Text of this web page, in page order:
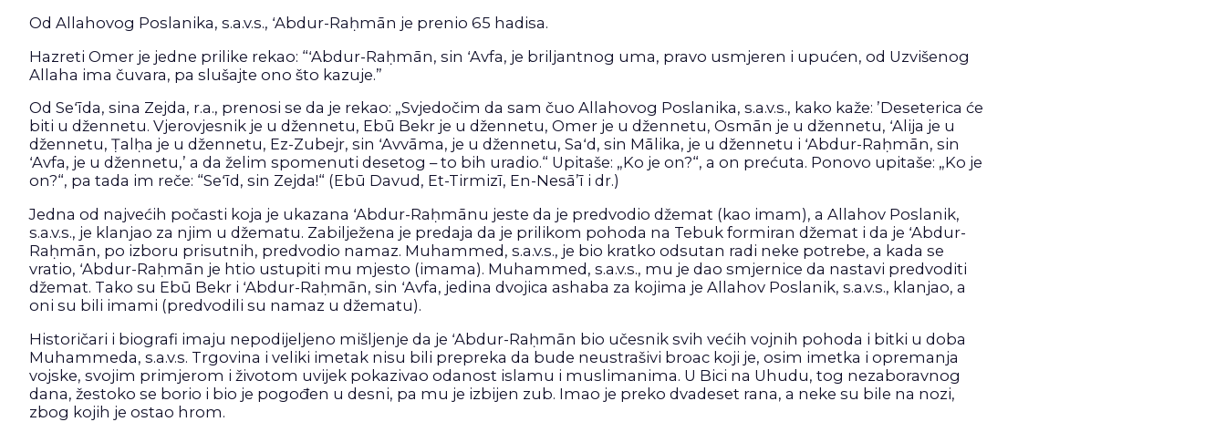
Od Allahovog Poslanika, s.a.v.s., ʻAbdur-Raḥmān je prenio 65 hadisa.
Hazreti Omer je jedne prilike rekao: “ʻAbdur-Raḥmān, sin ʻAvfa, je briljantnog uma, pravo usmjeren i upućen, od Uzvišenog
Allaha ima čuvara, pa slušajte ono što kazuje.”
Od Seʻīda, sina Zejda, r.a., prenosi se da je rekao: „Svjedočim da sam čuo Allahovog Poslanika, s.a.v.s., kako kaže: ’Deseterica će
biti u džennetu. Vjerovjesnik je u džennetu, Ebū Bekr je u džennetu, Omer je u džennetu, Osmān je u džennetu, ʻAlija je u
džennetu, Ṭalḥa je u džennetu, Ez-Zubejr, sin ʻAvvāma, je u džennetu, Saʻd, sin Mālika, je u džennetu i ʻAbdur-Raḥmān, sin
ʻAvfa, je u džennetu,’ a da želim spomenuti desetog – to bih uradio.“ Upitaše: „Ko je on?“, a on prećuta. Ponovo upitaše: „Ko je
on?“, pa tada im reče: “Seʻīd, sin Zejda!“ (Ebū Davud, Et-Tirmizī, En-Nesā’ī i dr.)
Jedna od najvećih počasti koja je ukazana ʻAbdur-Raḥmānu jeste da je predvodio džemat (kao imam), a Allahov Poslanik,
s.a.v.s., je klanjao za njim u džematu. Zabilježena je predaja da je prilikom pohoda na Tebuk formiran džemat i da je ʻAbdur-
Raḥmān, po izboru prisutnih, predvodio namaz. Muhammed, s.a.v.s., je bio kratko odsutan radi neke potrebe, a kada se
vratio, ʻAbdur-Raḥmān je htio ustupiti mu mjesto (imama). Muhammed, s.a.v.s., mu je dao smjernice da nastavi predvoditi
džemat. Tako su Ebū Bekr i ʻAbdur-Raḥmān, sin ʻAvfa, jedina dvojica ashaba za kojima je Allahov Poslanik, s.a.v.s., klanjao, a
oni su bili imami (predvodili su namaz u džematu).
Historičari i biografi imaju nepodijeljeno mišljenje da je ʻAbdur-Raḥmān bio učesnik svih većih vojnih pohoda i bitki u doba
Muhammeda, s.a.v.s. Trgovina i veliki imetak nisu bili prepreka da bude neustrašivi broac koji je, osim imetka i opremanja
vojske, svojim primjerom i životom uvijek pokazivao odanost islamu i muslimanima. U Bici na Uhudu, tog nezaboravnog
dana, žestoko se borio i bio je pogođen u desni, pa mu je izbijen zub. Imao je preko dvadeset rana, a neke su bile na nozi,
zbog kojih je ostao hrom.